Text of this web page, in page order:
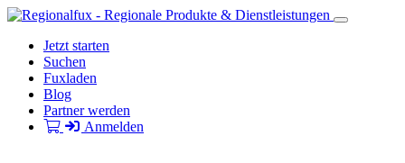
Jetzt starten
Suchen
Fuxladen
Blog
Partner werden
Anmelden